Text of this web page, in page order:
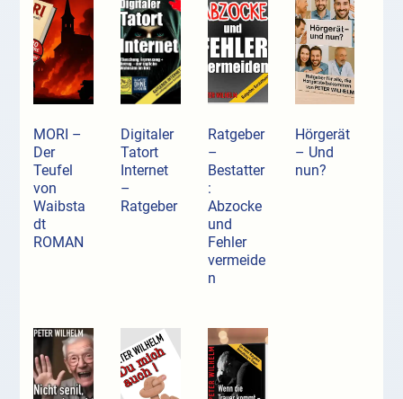
MORI –
Der
Teufel
von
Waibsta
dt
ROMAN
Digitaler
Tatort
Internet
–
Ratgeber
Ratgeber
–
Bestatter
:
Abzocke
und
Fehler
vermeide
n
Hörgerät
– Und
nun?